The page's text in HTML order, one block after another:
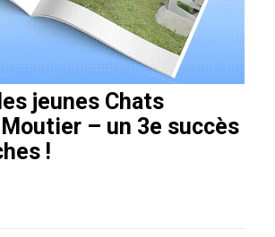
– un 3e succès
!